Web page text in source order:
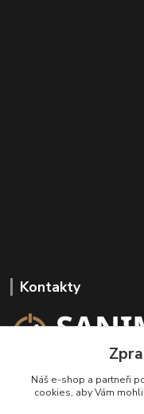
Kontakty
+420 602 647 136
(Po-Pá, 9-18 hod.)
Náš e-shop a partneři
cookies, aby Vám